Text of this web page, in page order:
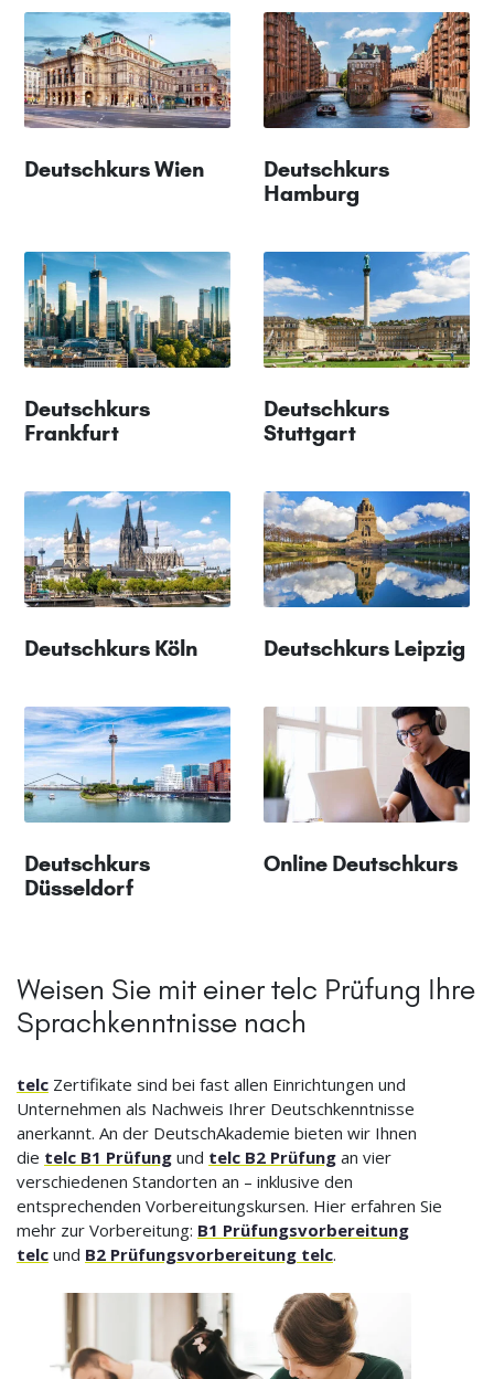
Deutschkurs Wien
Deutschkurs
Hamburg
Deutschkurs
Frankfurt
Deutschkurs
Stuttgart
Deutschkurs Köln Deutschkurs Leipzig
Deutschkurs
Düsseldorf
Online Deutschkurs
Weisen Sie mit einer telc Prüfung Ihre
Sprachkenntnisse nach
telc Zertifikate sind bei fast allen Einrichtungen und
Unternehmen als Nachweis Ihrer Deutschkenntnisse
anerkannt. An der DeutschAkademie bieten wir Ihnen
die telc B1 Prüfung und telc B2 Prüfung an vier
verschiedenen Standorten an – inklusive den
entsprechenden Vorbereitungskursen. Hier erfahren Sie
mehr zur Vorbereitung: B1 Prüfungsvorbereitung
telc und B2 Prüfungsvorbereitung telc.